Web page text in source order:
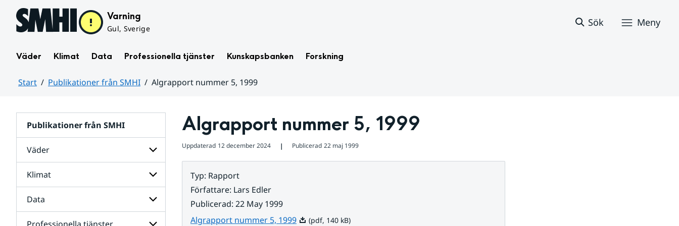
Hoppa till sidans innehåll Varning
Gul, Sverige
Sök Meny
Väder Klimat Data Professionella tjänster Kunskapsbanken Forskning
Start Publikationer från SMHI
Algrapport nummer 5, 1999
Publikationer från SMHI
Väder
Undersidor
för
Väder
Klimat
Undersidor
för
Klimat
Data
Algrapport nummer 5, 1999
Uppdaterad 12 december 2024 ❘ Publicerad 22 maj 1999
Typ: Rapport
Författare: Lars Edler
Publicerad: 22 May 1999
Algrapport nummer 5, 1999Pdf, 140 kB.
(pdf, 140 kB)